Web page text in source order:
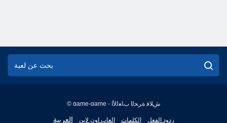
© game-game - ﺵﻼ ﻓ ﺓﺮﺤﻟﺍ ﺏﺎﻌﻟﻷ ﺍ
العربية
English
العاب اون لاين الكلمات ردود الفعل